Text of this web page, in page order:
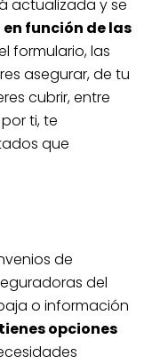
actualizada y se
función de las
formulario, las
asegurar, de tu
cubrir, entre
ti, te
que
de
del
o información
opciones